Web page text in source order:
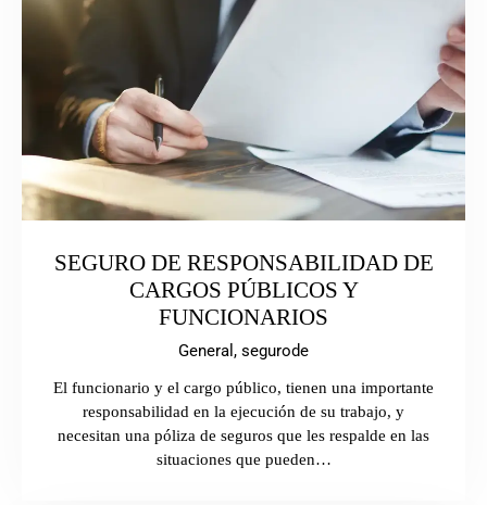
SEGURO DE RESPONSABILIDAD DE
CARGOS PÚBLICOS Y
FUNCIONARIOS
General, segurode
El funcionario y el cargo público, tienen una importante
responsabilidad en la ejecución de su trabajo, y
necesitan una póliza de seguros que les respalde en las
situaciones que pueden…